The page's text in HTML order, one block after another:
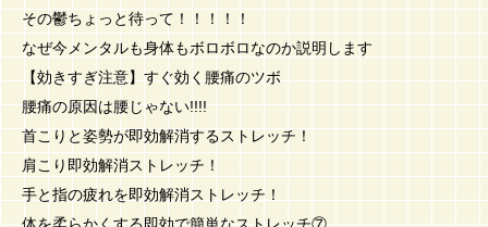
その鬱ちょっと待って！！！！！
なぜ今メンタルも身体もボロボロなのか説明します
【効きすぎ注意】すぐ効く腰痛のツボ
腰痛の原因は腰じゃない!!!!
首こりと姿勢が即効解消するストレッチ！
肩こり即効解消ストレッチ！
手と指の疲れを即効解消ストレッチ！
体を柔らかくする即効で簡単なストレッチ⑦